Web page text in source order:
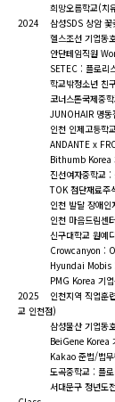
희망오름학교(치유
2024 삼성SDS 상암 꽃
헬스조선 기업동호
안단테임직원
SETEC : 플로리스
학교밖청소년 친구들
코너스톤국제중학
JUNOHAIR 명동점:
인천 인제고등학교
ANDANTE x
Bithumb Korea 기
진선여자중학교 : 플
TOK 첨단재료주식
인천 발달 장애인자
인천 마음드림센
신구대학교 원예디자
Crowcanyon :
Hyundai Mobis : 커
PMG Korea 기업동
2025 인천지역 직업훈련
교 인천점)
삼성물산 기업동호
BeiGene Korea 기
Kakao 준법/법무팀
도곡중학교 : 플로리
서대문구 청년도전지